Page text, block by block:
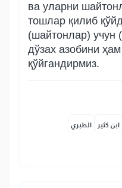
ва уларни
тошлар қилиб
(шайтонлар) учун
дўзах азобини
қўйгандирмиз.
ابن كثير الطبري